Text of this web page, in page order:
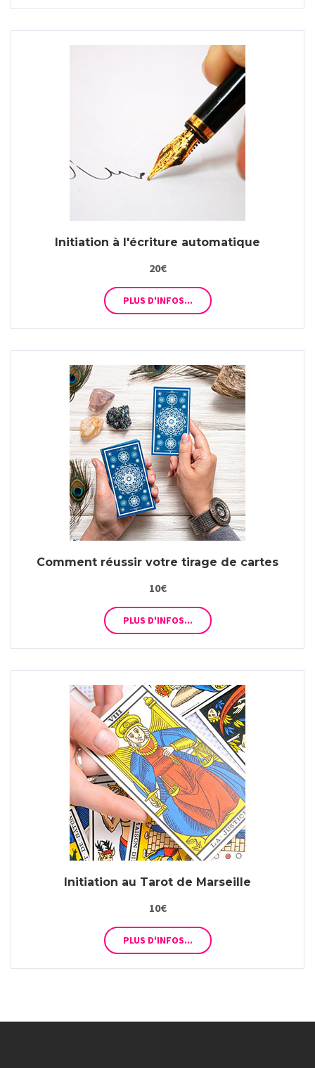
Initiation à l'écriture automatique
20€
PLUS D'INFOS...
Comment réussir votre tirage de cartes
10€
PLUS D'INFOS...
Initiation au Tarot de Marseille
10€
PLUS D'INFOS...